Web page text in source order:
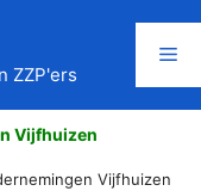
ZZP'ers
Vijfhuizen
Vijfhuizen